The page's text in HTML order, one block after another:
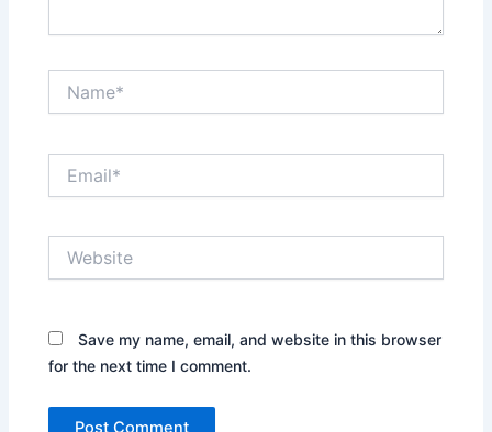
Save my name, email, and website in this browser
for the next time I comment.